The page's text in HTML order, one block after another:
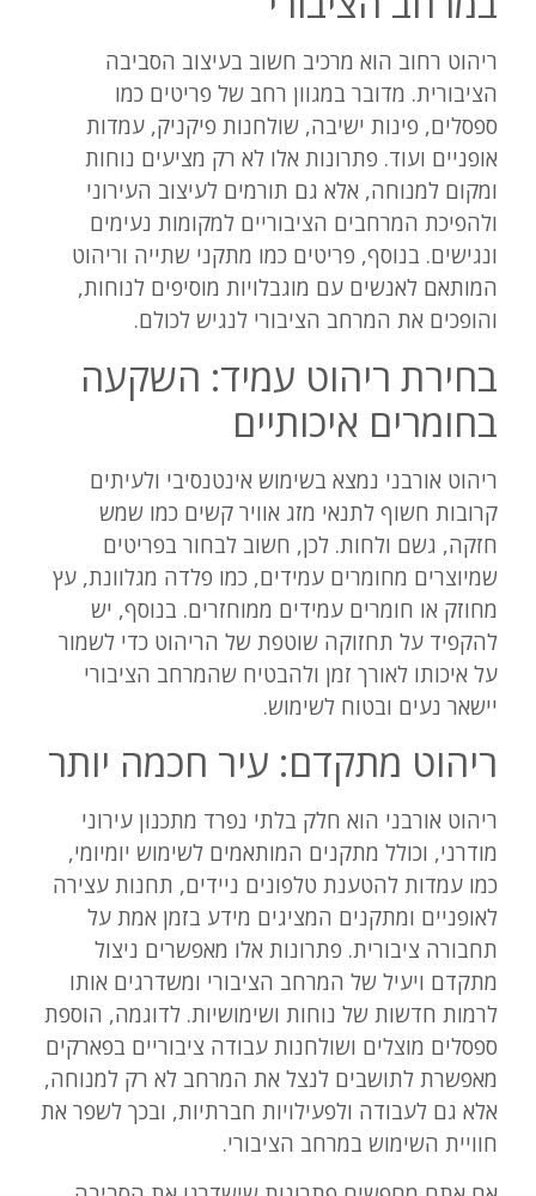
ריהוט רחוב הוא מרכיב חשוב בעיצוב הסביבה
הציבורית. מדובר במגוון רחב של פריטים כמו
ספסלים, פינות ישיבה, שולחנות פיקניק, עמדות
אופניים ועוד. פתרונות אלו לא רק מציעים נוחות
ומקום למנוחה, אלא גם תורמים לעיצוב העירוני
ולהפיכת המרחבים הציבוריים למקומות נעימים
ונגישים. בנוסף, פריטים כמו מתקני שתייה וריהוט
המותאם לאנשים עם מוגבלויות מוסיפים לנוחות,
והופכים את המרחב הציבורי לנגיש לכולם.
בחירת ריהוט עמיד: השקעה
בחומרים איכותיים
ריהוט אורבני נמצא בשימוש אינטנסיבי ולעיתים
קרובות חשוף לתנאי מזג אוויר קשים כמו שמש
חזקה, גשם ולחות. לכן, חשוב לבחור בפריטים
שמיוצרים מחומרים עמידים, כמו פלדה מגלוונת, עץ
מחוזק או חומרים עמידים ממוחזרים. בנוסף, יש
להקפיד על תחזוקה שוטפת של הריהוט כדי לשמור
על איכותו לאורך זמן ולהבטיח שהמרחב הציבורי
יישאר נעים ובטוח לשימוש.
ריהוט מתקדם: עיר חכמה יותר
ריהוט אורבני הוא חלק בלתי נפרד מתכנון עירוני
מודרני, וכולל מתקנים המותאמים לשימוש יומיומי,
כמו עמדות להטענת טלפונים ניידים, תחנות עצירה
לאופניים ומתקנים המציגים מידע בזמן אמת על
תחבורה ציבורית. פתרונות אלו מאפשרים ניצול
מתקדם ויעיל של המרחב הציבורי ומשדרגים אותו
לרמות חדשות של נוחות ושימושיות. לדוגמה, הוספת
ספסלים מוצלים ושולחנות עבודה ציבוריים בפארקים
מאפשרת לתושבים לנצל את המרחב לא רק למנוחה,
אלא גם לעבודה ולפעילויות חברתיות, ובכך לשפר את
חוויית השימוש במרחב הציבורי.